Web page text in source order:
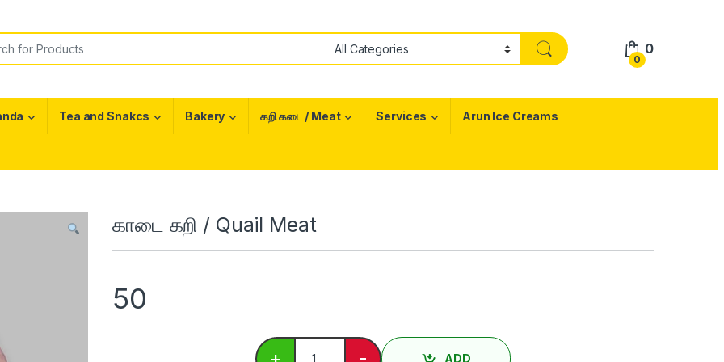
0
0
Tea and Snakcs Bakery கறி கடை / Meat Services Arun Ice Creams
காடை கறி / Quail Meat
50
காடை கறி / Quail Meat quantity
ADD